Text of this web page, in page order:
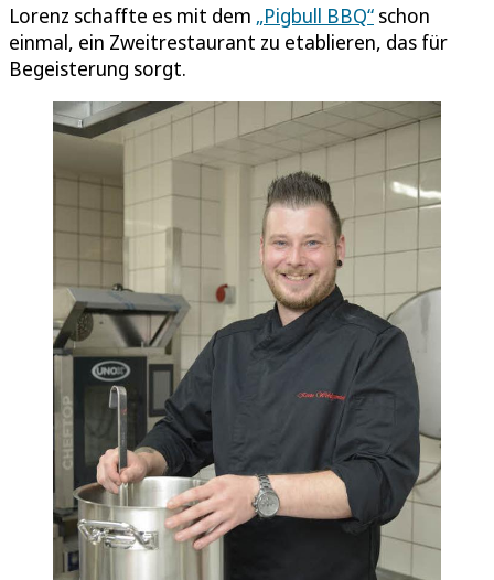
Lorenz schaffte es mit dem „Pigbull BBQ“ schon
einmal, ein Zweitrestaurant zu etablieren, das für
Begeisterung sorgt.